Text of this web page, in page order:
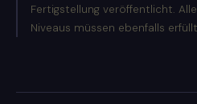
Fertigstellung veröffentlicht.
Niveaus müssen ebenfalls